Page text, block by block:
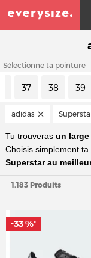
Sélectionne ta pointure
37 38 39
adidas
Tu trouveras un
Choisis simplement
Superstar au
1.183 Produits
-33 %*